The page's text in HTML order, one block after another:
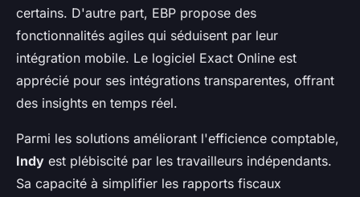
certains. D'autre part, EBP propose des
fonctionnalités agiles qui séduisent par leur
intégration mobile. Le logiciel Exact Online est
apprécié pour ses intégrations transparentes, offrant
des insights en temps réel.
Parmi les solutions améliorant l'efficience comptable,
Indy est plébiscité par les travailleurs indépendants.
Sa capacité à simplifier les rapports fiscaux